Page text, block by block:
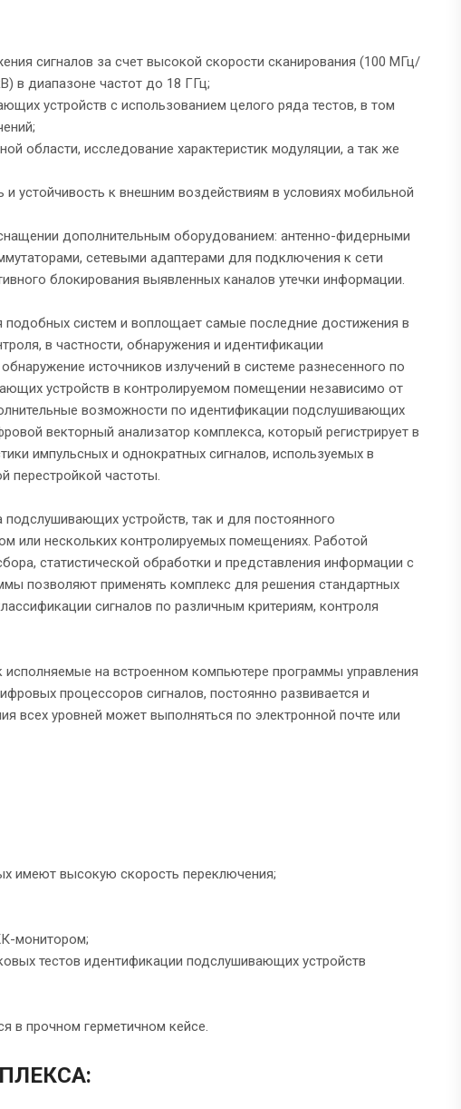
сигналов за счет высокой скорости сканирования (100 МГц/
в диапазоне частот до 18 ГГц;
устройств с использованием целого ряда тестов, в том
области, исследование характеристик модуляции, а так же
устойчивость к внешним воздействиям в условиях мобильной
дополнительным оборудованием: антенно-фидерными
сетевыми адаптерами для подключения к сети
блокирования выявленных каналов утечки информации.
систем и воплощает самые последние достижения в
в частности, обнаружения и идентификации
источников излучений в системе разнесенного по
устройств в контролируемом помещении независимо от
возможности по идентификации подслушивающих
векторный анализатор комплекса, который регистрирует в
импульсных и однократных сигналов, используемых в
перестройкой частоты.
устройств, так и для постоянного
или нескольких контролируемых помещениях. Работой
статистической обработки и представления информации с
позволяют применять комплекс для решения стандартных
сигналов по различным критериям, контроля
на встроенном компьютере программы управления
процессоров сигналов, постоянно развивается и
всех уровней может выполняться по электронной почте или
имеют высокую скорость переключения;
монитором;
тестов идентификации подслушивающих устройств
в прочном герметичном кейсе.